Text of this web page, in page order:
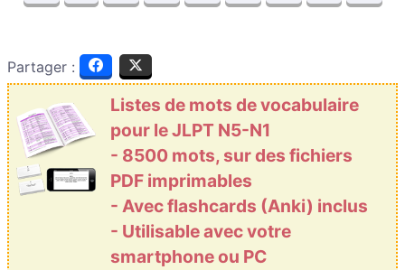
Partager :
Listes de mots de vocabulaire
pour le JLPT N5-N1
- 8500 mots, sur des fichiers
PDF imprimables
- Avec flashcards (Anki) inclus
- Utilisable avec votre
smartphone ou PC